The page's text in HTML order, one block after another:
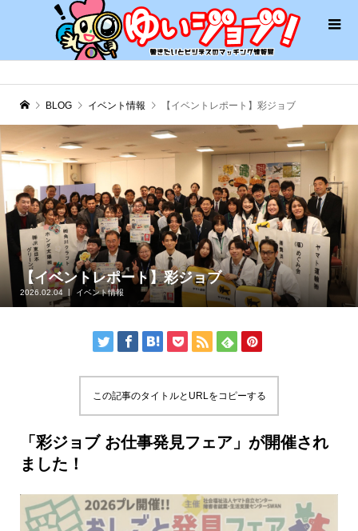
BLOG イベント情報 【イベントレポート】彩ジョブ
【イベントレポート】彩ジョブ
2026.02.04 イベント情報
この記事のタイトルとURLをコピーする
「彩ジョブ お仕事発見フェア」が開催され
ました！